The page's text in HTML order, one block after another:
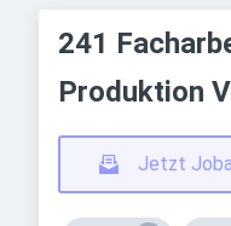
241
Produktion
Jetzt